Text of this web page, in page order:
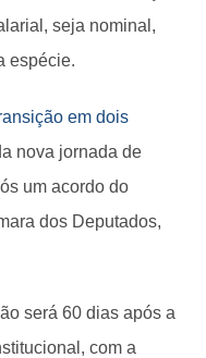
seja nominal,
espécie.
em dois
nova jornada de
um acordo do
dos Deputados,
será 60 dias após a
com a